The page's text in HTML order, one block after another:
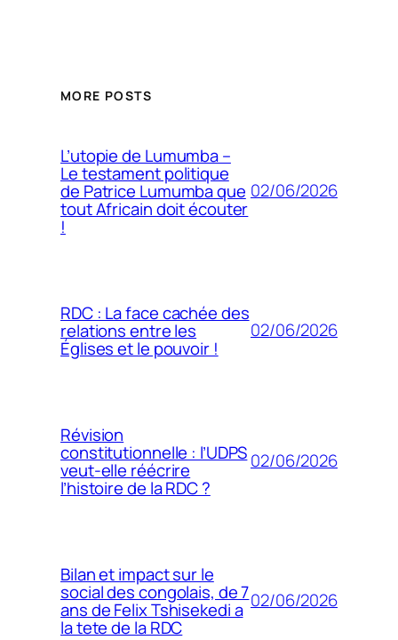
MORE POSTS
L’utopie de Lumumba –
Le testament politique
de Patrice Lumumba que
tout Africain doit écouter
!
02/06/2026
RDC : La face cachée des
relations entre les
Églises et le pouvoir !
02/06/2026
Révision
constitutionnelle : l’UDPS
veut-elle réécrire
l’histoire de la RDC ?
02/06/2026
Bilan et impact sur le
social des congolais, de 7
ans de Felix Tshisekedi a
la tete de la RDC
02/06/2026